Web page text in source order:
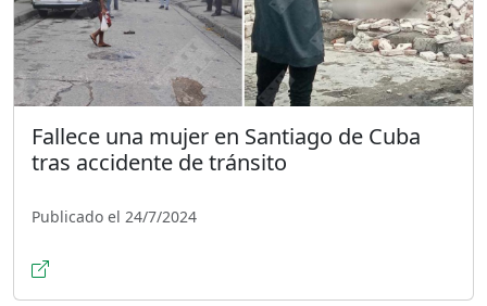
Fallece una mujer en Santiago de Cuba
tras accidente de tránsito
Publicado el 24/7/2024